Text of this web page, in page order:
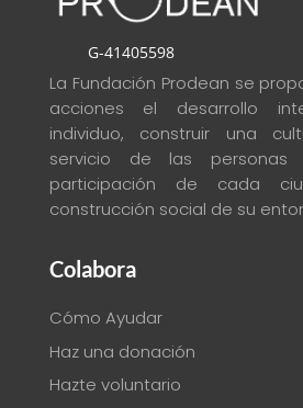
G-41405598
La Fundación Prodean se
acciones el desarrollo
individuo, construir una
servicio de las
participación de cada
construcción social de su
Colabora
Cómo Ayudar
Haz una donación
Hazte voluntario